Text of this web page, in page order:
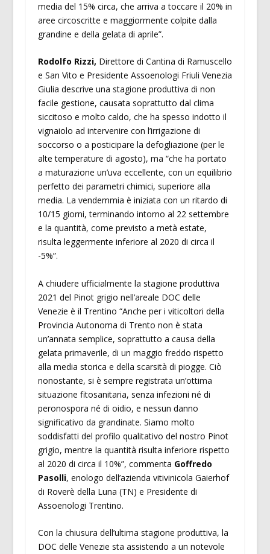
media del 15% circa, che arriva a toccare il 20% in
aree circoscritte e maggiormente colpite dalla
grandine e della gelata di aprile”.
Rodolfo Rizzi, Direttore di Cantina di Ramuscello
e San Vito e Presidente Assoenologi Friuli Venezia
Giulia descrive una stagione produttiva di non
facile gestione, causata soprattutto dal clima
siccitoso e molto caldo, che ha spesso indotto il
vignaiolo ad intervenire con l’irrigazione di
soccorso o a posticipare la defogliazione (per le
alte temperature di agosto), ma “che ha portato
a maturazione un’uva eccellente, con un equilibrio
perfetto dei parametri chimici, superiore alla
media. La vendemmia è iniziata con un ritardo di
10/15 giorni, terminando intorno al 22 settembre
e la quantità, come previsto a metà estate,
risulta leggermente inferiore al 2020 di circa il
-5%”.
A chiudere ufficialmente la stagione produttiva
2021 del Pinot grigio nell’areale DOC delle
Venezie è il Trentino “Anche per i viticoltori della
Provincia Autonoma di Trento non è stata
un’annata semplice, soprattutto a causa della
gelata primaverile, di un maggio freddo rispetto
alla media storica e della scarsità di piogge. Ciò
nonostante, si è sempre registrata un’ottima
situazione fitosanitaria, senza infezioni né di
peronospora né di oidio, e nessun danno
significativo da grandinate. Siamo molto
soddisfatti del profilo qualitativo del nostro Pinot
grigio, mentre la quantità risulta inferiore rispetto
al 2020 di circa il 10%”, commenta Goffredo
Pasolli, enologo dell’azienda vitivinicola Gaierhof
di Roverè della Luna (TN) e Presidente di
Assoenologi Trentino.
Con la chiusura dell’ultima stagione produttiva, la
DOC delle Venezie sta assistendo a un notevole